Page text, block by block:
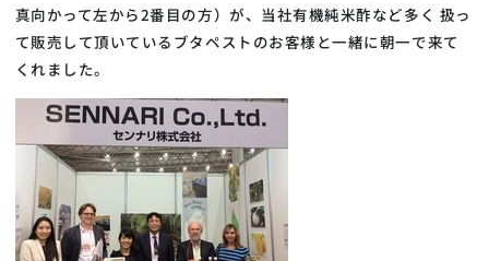
真向かって左から2番目の方）が、当社有機純米酢など多く 扱っ
て販売して頂いているブタペストのお客様と一緒に朝一で来て
くれました。